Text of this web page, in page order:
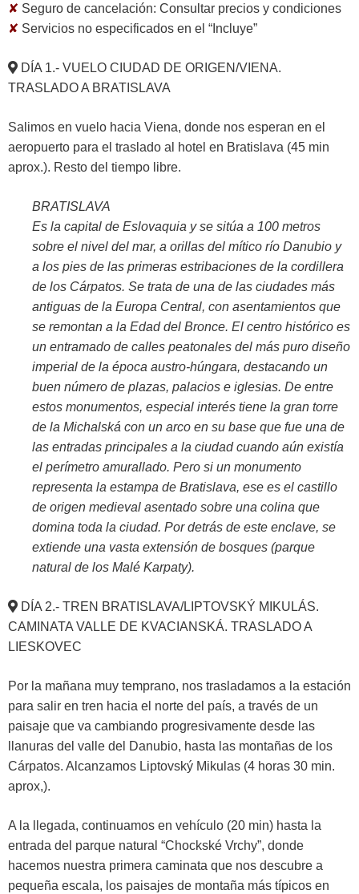
✘ Seguro de cancelación: Consultar precios y condiciones
✘ Servicios no especificados en el “Incluye”
DÍA 1.- VUELO CIUDAD DE ORIGEN/VIENA.
TRASLADO A BRATISLAVA
Salimos en vuelo hacia Viena, donde nos esperan en el
aeropuerto para el traslado al hotel en Bratislava (45 min
aprox.). Resto del tiempo libre.
BRATISLAVA
Es la capital de Eslovaquia y se sitúa a 100 metros
sobre el nivel del mar, a orillas del mítico río Danubio y
a los pies de las primeras estribaciones de la cordillera
de los Cárpatos. Se trata de una de las ciudades más
antiguas de la Europa Central, con asentamientos que
se remontan a la Edad del Bronce. El centro histórico es
un entramado de calles peatonales del más puro diseño
imperial de la época austro-húngara, destacando un
buen número de plazas, palacios e iglesias. De entre
estos monumentos, especial interés tiene la gran torre
de la Michalská con un arco en su base que fue una de
las entradas principales a la ciudad cuando aún existía
el perímetro amurallado. Pero si un monumento
representa la estampa de Bratislava, ese es el castillo
de origen medieval asentado sobre una colina que
domina toda la ciudad. Por detrás de este enclave, se
extiende una vasta extensión de bosques (parque
natural de los Malé Karpaty).
DÍA 2.- TREN BRATISLAVA/LIPTOVSKÝ MIKULÁS.
CAMINATA VALLE DE KVACIANSKÁ. TRASLADO A
LIESKOVEC
Por la mañana muy temprano, nos trasladamos a la estación
para salir en tren hacia el norte del país, a través de un
paisaje que va cambiando progresivamente desde las
llanuras del valle del Danubio, hasta las montañas de los
Cárpatos. Alcanzamos Liptovský Mikulas (4 horas 30 min.
aprox,).
A la llegada, continuamos en vehículo (20 min) hasta la
entrada del parque natural “Chockské Vrchy”, donde
hacemos nuestra primera caminata que nos descubre a
pequeña escala, los paisajes de montaña más típicos en